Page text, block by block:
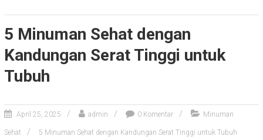
5 Minuman Sehat dengan
Kandungan Serat Tinggi untuk
Tubuh
April 25, 2025 admin 0 Komentar Minuman
Sehat 5 Minuman Sehat dengan Kandungan Serat Tinggi untuk Tubuh